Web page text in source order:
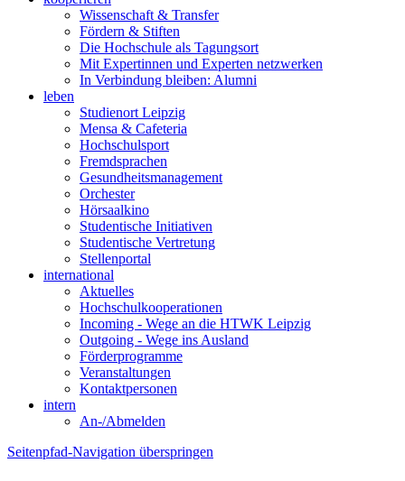
Wissenschaft & Transfer
Fördern & Stiften
Die Hochschule als Tagungsort
Mit Expertinnen und Experten netzwerken
In Verbindung bleiben: Alumni
leben
Studienort Leipzig
Mensa & Cafeteria
Hochschulsport
Fremdsprachen
Gesundheitsmanagement
Orchester
Hörsaalkino
Studentische Initiativen
Studentische Vertretung
Stellenportal
international
Aktuelles
Hochschulkooperationen
Incoming - Wege an die HTWK Leipzig
Outgoing - Wege ins Ausland
Förderprogramme
Veranstaltungen
Kontaktpersonen
intern
An-/Abmelden
Seitenpfad-Navigation überspringen